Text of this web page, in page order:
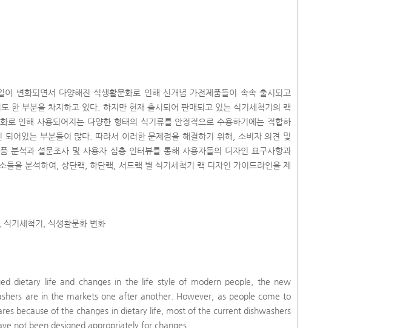
이 변화되면서 다양해진 식생활문화로 인해 신개념 가전제품들이 속속 출시되고
한 부분을 차지하고 있다. 하지만 현재 출시되어 판매되고 있는 식기세척기의 랙
로 인해 사용되어지는 다양한 형태의 식기류를 안정적으로 수용하기에는 적합하
되어있는 부분들이 많다. 따라서 이러한 문제점을 해결하기 위해, 소비자 의견 및
분석과 설문조사 및 사용자 심층 인터뷰를 통해 사용자들의 디자인 요구사항과
들을 분석하여, 상단랙, 하단랙, 서드랙 별 식기세척기 랙 디자인 가이드라인을 제
식기세척기, 식생활문화 변화
dietary life and changes in the life style of modern people, the new
are in the markets one after another. However, as people come to
because of the changes in dietary life, most of the current dishwashers
not been designed appropriately for changes.